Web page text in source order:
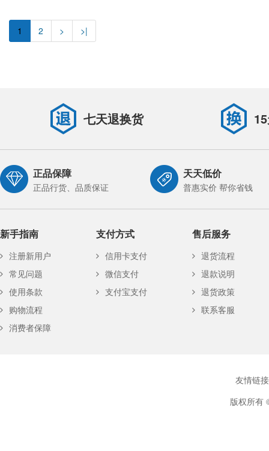
1 2 > >|
七天退换货
正品保障
正品行货、品质保证
天天低价
普惠实价 帮你省钱
新手指南
注册新用户
常见问题
使用条款
购物流程
消费者保障
支付方式
信用卡支付
微信支付
支付宝支付
售后服务
退货流程
退款说明
退货政策
联系客服
友情链
版权所有